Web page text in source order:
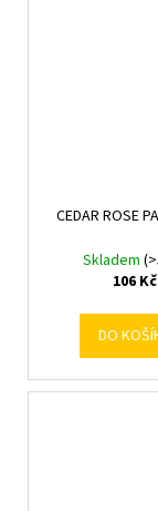
CEDAR ROSE
Skladem
106 Kč
DO